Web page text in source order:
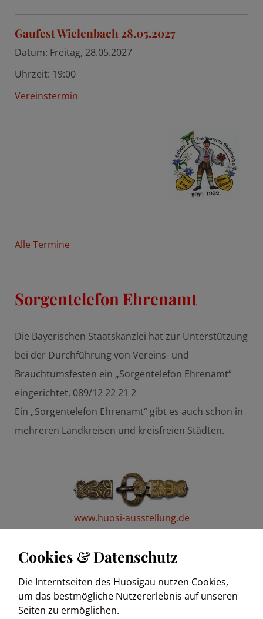
Gaufest Wielenbach 28.05.2027
Datum: Freitag, 28.05.2027
Uhrzeit: 19:00
Vereinstermin
Alle Termine
Sorgentelefon Ehrenamt
Die Bayerischen Staatskanzlei hat zur Unterstützung
bei der Durchführung von Vereins- und
Brauchtumsfesten ein „Sorgentelefon Ehrenamt“
eingerichtet. 089/12 22 21 2
Ein „Sorgentelefon Ehrenamt“ gibt es auch schon in
mehreren Landkreisen und kreisfreien Städten.
www.huosi-ausstellung.de
www.trachtenkulturmuseum.de
Cookies & Datenschutz
Die Interntseiten des Huosigau nutzen Cookies,
um das bestmögliche Nutzererlebnis auf unseren
Seiten zu ermöglichen.